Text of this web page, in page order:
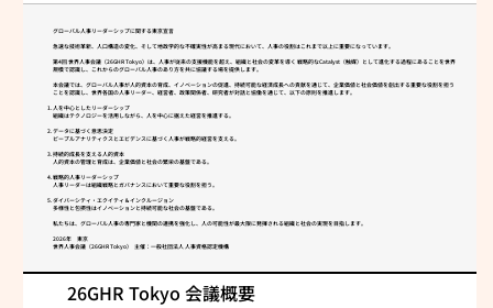
グローバル人事リーダーシップに関する東京宣言
急速な技術革新、人口構造の変化、そして地政学的な不確実性が高まる現代において、人事の役割はこれまで以上に重要になっています。
第4回 世界人事会議（26GHR Tokyo）は、人事が従来の支援機能を超え、組織と社会の変革を導く 戦略的なCatalyst（触媒）として進化する過程にあることを世界
規模で認識し、これからのグローバル人事のあり方を共に協議する場を提供します。
本会議では、グローバル人事が人的資本の育成、イノベーションの促進、持続可能な経済成長への貢献を通じて、企業価値と社会価値を創出する重要な役割を担う
ことを認識し、世界各国の人事リーダー、経営者、政策関係者、研究者が対話と協働を通じて、以下の原則を推進します。
人を中心としたリーダーシップ
組織はテクノロジーを活用しながら、人を中心に据えた経営を推進する。
データに基づく意思決定
ピープルアナリティクスとエビデンスに基づく人事が戦略的経営を支える。
持続的成長を支える人的資本
人的資本の管理と育成は、企業価値と社会の繁栄の基盤である。
戦略的人事リーダーシップ
人事リーダーは組織戦略とガバナンスにおいて重要な役割を担う。
ダイバーシティ・エクイティ＆インクルージョン
多様性と包摂性はイノベーションと持続可能な社会の基盤である。
私たちは、グローバル人事の専門家と機関の連携を強化し、人の可能性が最大限に発揮される組織と社会の実現を目指します。
2026年 東京
世界人事会議（26GHR Tokyo） 主催：一般社団法人 人事資格認定機構
26GHR Tokyo 会議概要